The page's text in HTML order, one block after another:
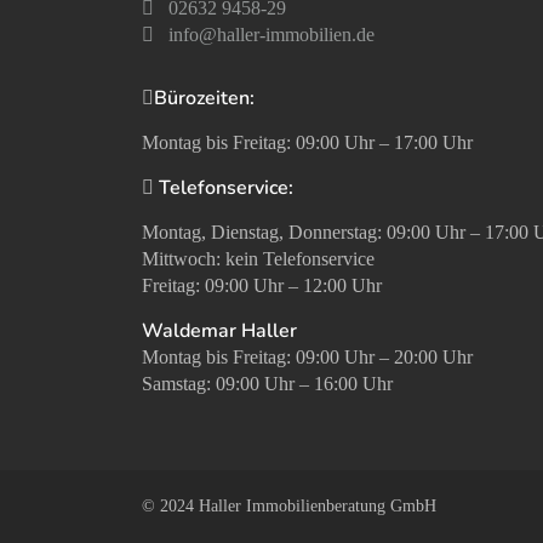
02632 9458-29
info@haller-immobilien.de
Bürozeiten:
Montag bis Freitag: 09:00 Uhr – 17:00 Uhr
Telefonservice:
Montag, Dienstag, Donnerstag: 09:00 Uhr – 17:00
Mittwoch: kein Telefonservice
Freitag: 09:00 Uhr – 12:00 Uhr
Waldemar Haller
Montag bis Freitag: 09:00 Uhr – 20:00 Uhr
Samstag: 09:00 Uhr – 16:00 Uhr
© 2024 Haller Immobilienberatung GmbH